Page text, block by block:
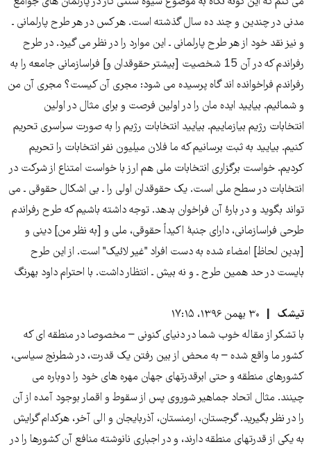
مدنی در چندین و چند ده سال گذشته است. هر کس در هر طرح پارلمانی ـ
و نیز نقد خود از هر طرح پارلمانی ـ این موارد را در نظر می گیرد. در طرح
رفراندم که در آن 15 شخصیت [بیشتر حقوقدان و] فراسازمانی جامعه را به
رفراندم فراخوانده اند گاه پرسیده می شود: مجری آن کیست؟ مجری آن من
و شمائیم. بیایید ایده مان را در اولین فرصت و برای مثال در اولین
انتخابات رژیم بیازماییم. بیایید انتخابات رژیم را به صورت سراسری تحریم
کنیم. بیایید به ثبت برسانیم که ما فلان میلیون نفر انتخابات را تحریم
کردیم. خواست برگزاری انتخابات ملی هم ارز با خواست امتناع از شرکت در
انتخابات در سطح ملی است. یک حقوقدان اولی را ـ بی اشکال حقوقی ـ می
تواند بگوید و در بارۀ آن فراخوان بدهد. توجه داشته باشیم که طرح رفراندم
طرحی فراسازمانی، دارای جنبۀ اکیداً حقوقی، ملی و [به نظر من] دینی و
[بدین لحاظ] امضاء شده به دست افراد "غیر لائیک" است. از این طرح
بایست در حد همین طرح ـ و نه بیش ـ انتظار داشت. با احترام داود بهرنگ
تیشک
۳۰ بهمن ۱۳۹۶، ۱۷:۱۵
با تشکر از مقاله خوب شما در دنیای کنونی – مخصوصا در منطقه ای که
کشور ما واقع شده – به محض از بین رفتن یک قدرت، در شطرنج سیاسی،
کشورهای منطقه و حتی ابرقدرتهای جهان مهره های خود را دوباره می
چینند. مثال اتحاد جماهیر شوروی پس از سقوط و اقمار بوجود آمده از آن
را در نظر بگیرید. گرجستان، ارمنستان، آذربایجان و الی آخر، هرکدام گرایش
به یکی از قدرتهای منطقه دارند، و در اجباری نانوشته منافع آن کشورها را در